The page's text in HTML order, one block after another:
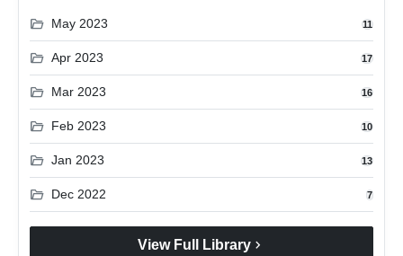
folder_open May 2023 11
folder_open Apr 2023 17
folder_open Mar 2023 16
folder_open Feb 2023 10
folder_open Jan 2023 13
folder_open Dec 2022 7
View Full Library chevron_right